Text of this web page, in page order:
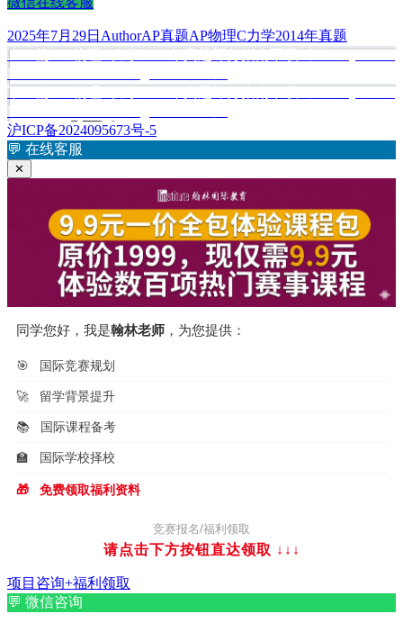
发
布
于
2025年7月29日 作
者
Author分
类
AP真题标
签
AP物理C力学2014年真题
文
章
导
航
上
文
章：
沪ICP备2024095673号-5
💬 在线客服
✕
同学您好，我是翰林老师 ，为您提供：
🎯 国际竞赛规划
🚀 留学背景提升
📚 国际课程备考
🏫 国际学校择校
🎁 免费领取福利资料
竞赛报名/福利领取
请点击下方按钮直达领取 ↓↓↓
项目咨询+福利领取
💬 微信咨询